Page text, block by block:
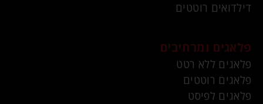
דילדואים רוטטים
פלאגים ומרחיבים
פלאגים ללא רטט
פלאגים רוטטים
פלאגים לפיסט